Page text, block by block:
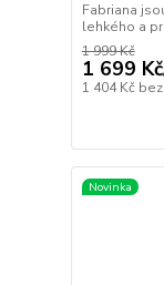
Fabriana
lehkého a
1 999 Kč
1 699 Kč
1 404 Kč
Novinka